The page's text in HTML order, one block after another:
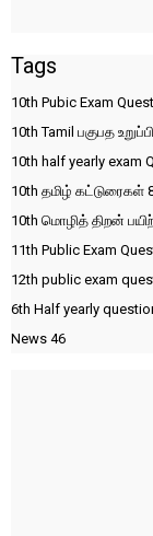
Tags
10th Pubic Exam
10th Tamil பகுபத
10th half yearly exam
10th தமிழ் கட்டுரைகள்
10th மொழித் திறன்
11th Public Exam
12th public exam
6th Half yearly
News 46